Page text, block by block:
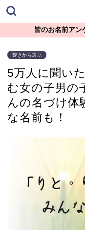
皆のお名前アン
響きから選ぶ
5万人に聞い
む女の子男の
んの名づけ体
な名前も！